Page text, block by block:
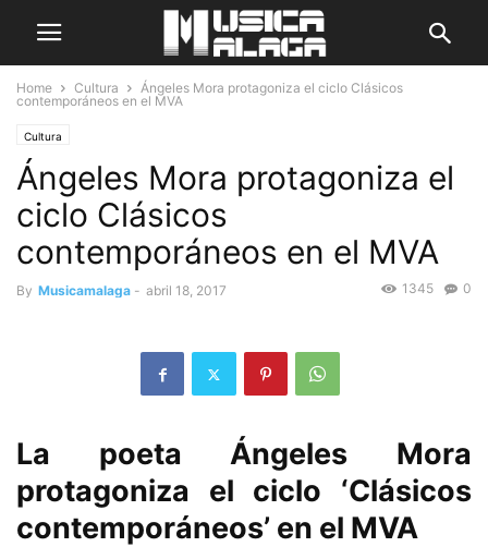
Home Cultura
Ángeles Mora protagoniza el ciclo Clásicos
contemporáneos en el MVA
Cultura
Ángeles Mora protagoniza el
ciclo Clásicos
contemporáneos en el MVA
By Musicamalaga - abril 18, 2017 0
1345
La poeta Ángeles Mora
protagoniza el ciclo ‘Clásicos
contemporáneos’ en el MVA